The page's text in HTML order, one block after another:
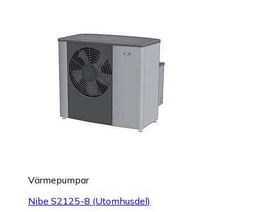
Värmepumpar
Nibe S2125-8 (Utomhusdel)